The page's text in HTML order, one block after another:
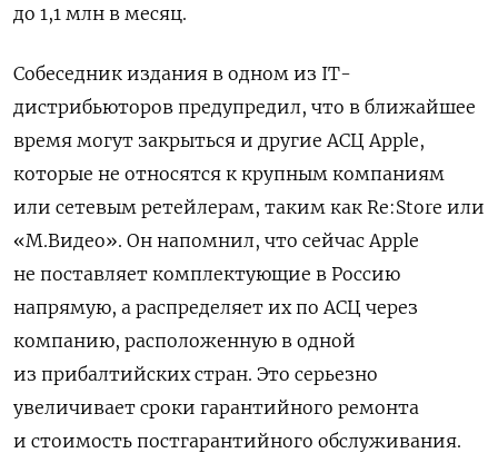
до 1,1 млн в месяц.
Собеседник издания в одном из IТ-
дистрибьюторов предупредил, что в ближайшее
время могут закрыться и другие АСЦ Apple,
которые не относятся к крупным компаниям
или сетевым ретейлерам, таким как Re:Store или
«М.Видео». Он напомнил, что сейчас Apple
не поставляет комплектующие в Россию
напрямую, а распределяет их по АСЦ через
компанию, расположенную в одной
из прибалтийских стран. Это серьезно
увеличивает сроки гарантийного ремонта
и стоимость постгарантийного обслуживания.